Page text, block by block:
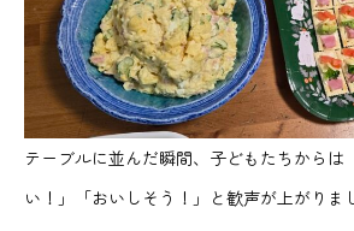
テーブルに並んだ瞬間、子どもたちからは
い！」「おいしそう！」と歓声が上がりま